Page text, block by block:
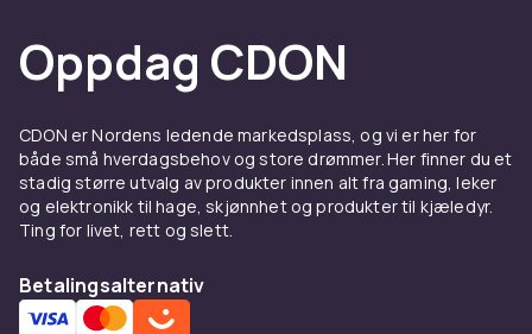
Oppdag CDON
CDON er Nordens ledende markedsplass, og vi er her for
både små hverdagsbehov og store drømmer. Her finner du et
stadig større utvalg av produkter innen alt fra gaming, leker
og elektronikk til hage, skjønnhet og produkter til kjæledyr.
Ting for livet, rett og slett.
Betalingsalternativ